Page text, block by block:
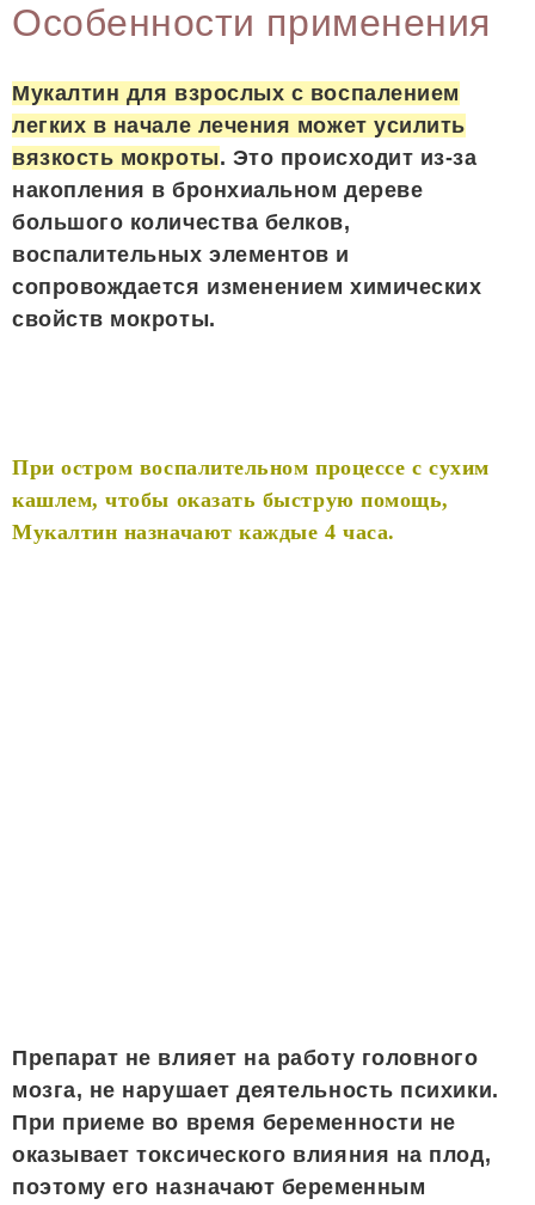
Особенности применения
Мукалтин для взрослых с воспалением
легких в начале лечения может усилить
вязкость мокроты. Это происходит из-за
накопления в бронхиальном дереве
большого количества белков,
воспалительных элементов и
сопровождается изменением химических
свойств мокроты.
При остром воспалительном процессе с сухим
кашлем, чтобы оказать быструю помощь,
Мукалтин назначают каждые 4 часа.
Препарат не влияет на работу головного
мозга, не нарушает деятельность психики.
При приеме во время беременности не
оказывает токсического влияния на плод,
поэтому его назначают беременным